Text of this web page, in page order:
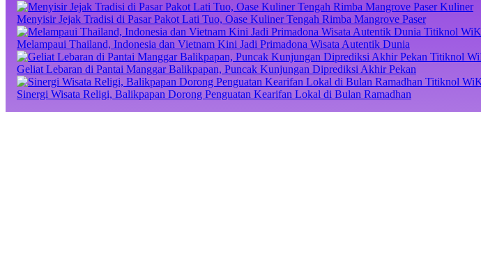
Kuliner
Menyisir Jejak Tradisi di Pasar Pakot Lati Tuo, Oase Kuliner Tengah Rimba Mangrove Paser
Titiknol
Melampaui Thailand, Indonesia dan Vietnam Kini Jadi Primadona Wisata Autentik Dunia
Titiknol
Geliat Lebaran di Pantai Manggar Balikpapan, Puncak Kunjungan Diprediksi Akhir Pekan
Titiknol
Sinergi Wisata Religi, Balikpapan Dorong Penguatan Kearifan Lokal di Bulan Ramadhan